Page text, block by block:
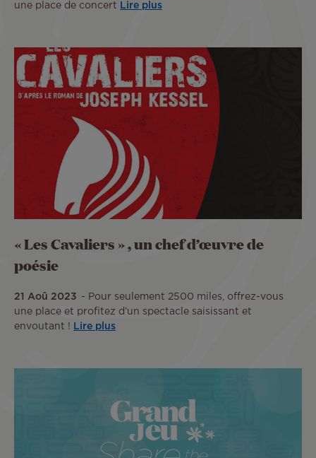
une place de concert
Lire plus
« Les Cavaliers » , un chef d’œuvre de
poésie
21 Aoû 2023
Pour seulement 2500 miles, offrez-vous
une place et profitez d’un spectacle saisissant et
envoutant !
Lire plus